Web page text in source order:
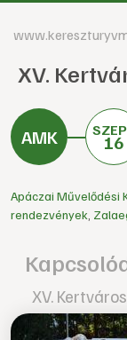
XV.
16
Apáczai Művelődési
rendezvények
XV.